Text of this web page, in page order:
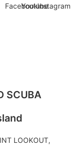
SCUBA
LOOKOUT,